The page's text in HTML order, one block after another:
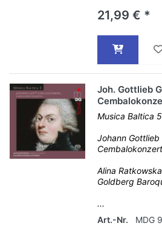
21,99 € *
Joh. Gottlieb
Musica Baltica 5
Johann
Alina
Goldberg
...
Art.-Nr.
MDG